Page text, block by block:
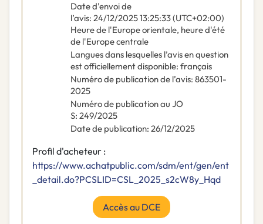
Date d’envoi de
l’avis: 24/12/202513:25:33 (UTC+02:00)
Heure de l'Europe orientale, heure d'été
de l'Europe centrale
Langues dans lesquelles l’avis en question
est officiellement disponible: français
Numéro de publication de l’avis: 863501-
2025
Numéro de publication au JO
S: 249/2025
Date de publication: 26/12/2025
Profil d'acheteur :
https://www.achatpublic.com/sdm/ent/gen/ent
_detail.do?PCSLID=CSL_2025_s2cW8y_Hqd
Accès au DCE